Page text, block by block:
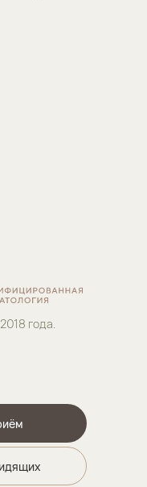
года.